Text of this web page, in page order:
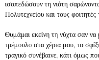
ισοπεδώσουν τη νιότη
Πολυτεχνείου και τους φοιτητές
Θυμάμαι εκείνη τη νύχτα σαν
τρέμουλο στα χέρια μου, το
τραγικό συνέβαινε, κάτι όμως